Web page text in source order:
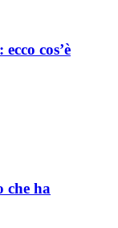
cos’è
che ha